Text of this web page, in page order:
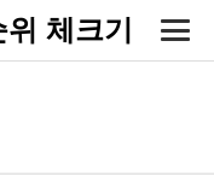
체크기